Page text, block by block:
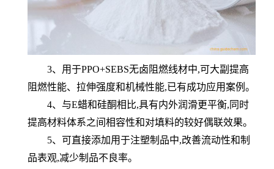
3、用于PPO+SEBS无卤阻燃线材中,可大副提高
阻燃性能、拉伸强度和机械性能,已有成功应用案例 。
4、与E蜡和硅酮相比,具有内外润滑更平衡,同时
提高材料体系之间相容性和对填料的较好偶联效果。
5、可直接添加用于注塑制品中,改善流动性和制
品表观,减少制品不良率。